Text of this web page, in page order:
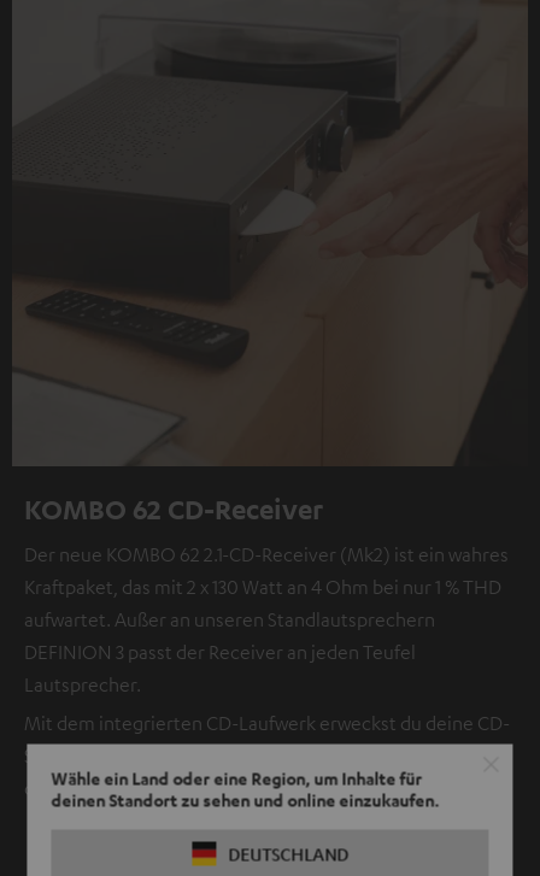
Wähle ein Land oder eine Region, um Inhalte für
deinen Standort zu sehen und online einzukaufen.
DEUTSCHLAND
KOMBO 62 CD-Receiver
Der neue KOMBO 62 2.1-CD-Receiver (Mk2) ist ein wahres
Kraftpaket, das mit 2 x 130 Watt an 4 Ohm bei nur 1 % THD
aufwartet. Außer an unseren Standlautsprechern
DEFINION 3 passt der Receiver an jeden Teufel
Lautsprecher.
Mit dem integrierten CD-Laufwerk erweckst du deine CD-
Sammlung wieder zum Leben. Und über USB-C darf sogar
deine alte MP3-Bibliothek neu erklingen.